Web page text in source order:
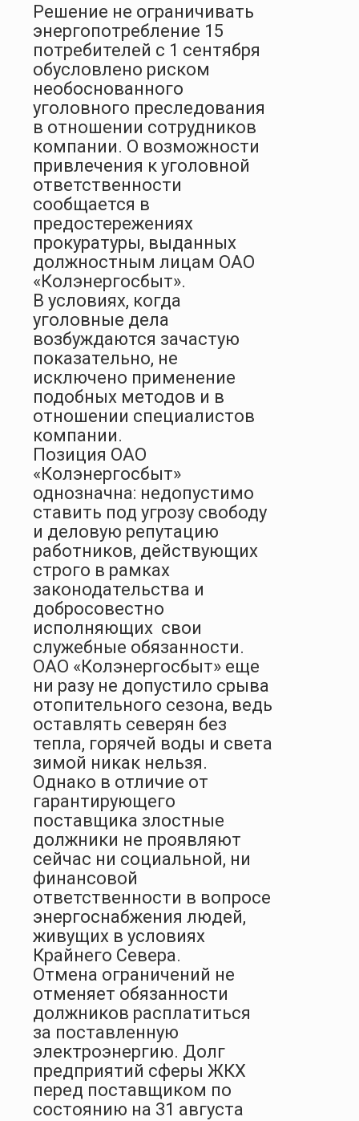
Решение не ограничивать
энергопотребление 15
потребителей с 1 сентября
обусловлено риском
необоснованного
уголовного преследования
в отношении сотрудников
компании. О возможности
привлечения к уголовной
ответственности
сообщается в
предостережениях
прокуратуры, выданных
должностным лицам ОАО
«Колэнергосбыт».
В условиях, когда
уголовные дела
возбуждаются зачастую
показательно, не
исключено применение
подобных методов и в
отношении специалистов
компании.
Позиция ОАО
«Колэнергосбыт»
однозначна: недопустимо
ставить под угрозу свободу
и деловую репутацию
работников, действующих
строго в рамках
законодательства и
добросовестно
исполняющих свои
служебные обязанности.
ОАО «Колэнергосбыт» еще
ни разу не допустило срыва
отопительного сезона, ведь
оставлять северян без
тепла, горячей воды и света
зимой никак нельзя.
Однако в отличие от
гарантирующего
поставщика злостные
должники не проявляют
сейчас ни социальной, ни
финансовой
ответственности в вопросе
энергоснабжения людей,
живущих в условиях
Крайнего Севера.
Отмена ограничений не
отменяет обязанности
должников расплатиться
за поставленную
электроэнергию. Долг
предприятий сферы ЖКХ
перед поставщиком по
состоянию на 31 августа